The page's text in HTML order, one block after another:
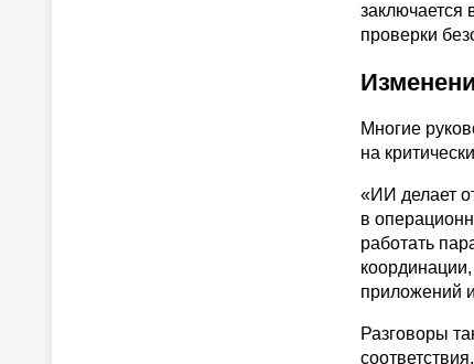
заключается
проверки
Многие
на
«ИИ делает
в
работать
приложений
Разговоры